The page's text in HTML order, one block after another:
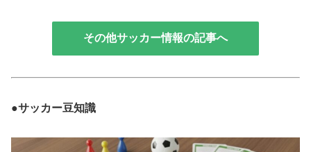
その他サッカー情報の記事へ
●サッカー豆知識